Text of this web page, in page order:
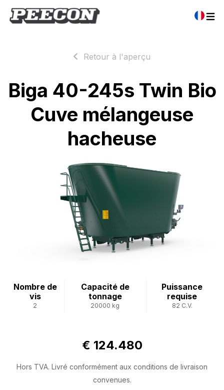
Retour à l'aperçu
Biga 40-245s Twin Bio
Cuve mélangeuse
hacheuse
Nombre de
vis
2
Capacité de
tonnage
20000 kg
Puissance
requise
82 C.V.
€ 124.480
Hors TVA. Livré conformément aux conditions de livraison
convenues.